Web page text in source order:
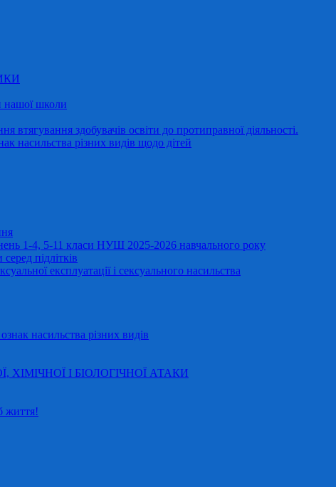
нашої школи
здобувачів освіти до протиправної діяльності.
насильства різних видів щодо дітей
1-4, 5-11 класи НУШ 2025-2026 навчального року
підлітків
експлуатації і сексуального насильства
насильства різних видів
ХІМІЧНОЇ І БІОЛОГІЧНОЇ АТАКИ
життя!